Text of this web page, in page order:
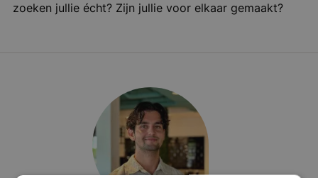
zoeken jullie écht? Zijn jullie voor elkaar gemaakt?